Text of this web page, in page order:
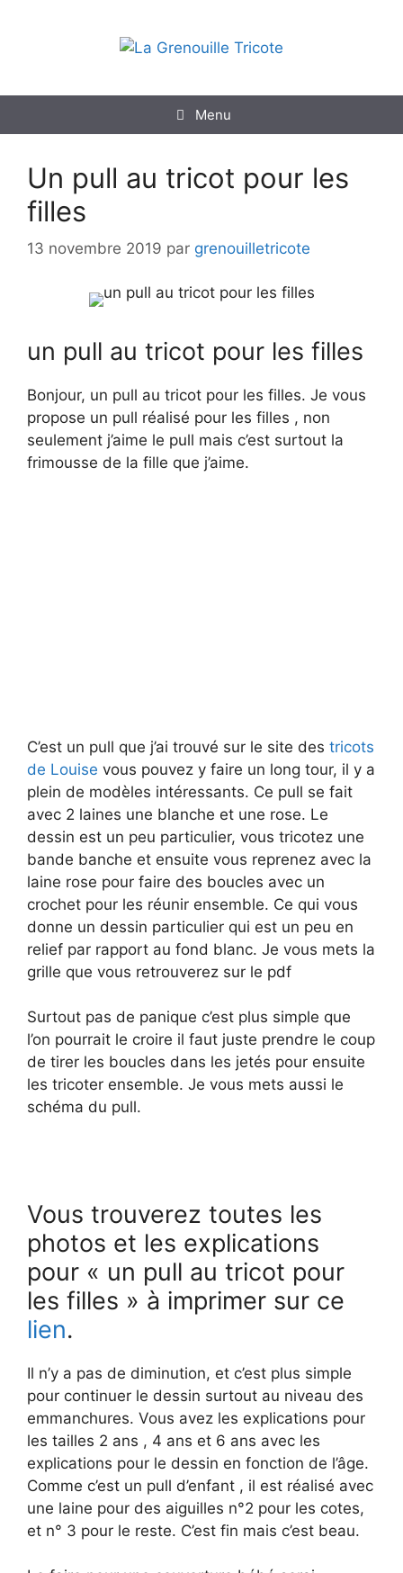
Menu
Un pull au tricot pour les
filles
13 novembre 2019 par grenouilletricote
un pull au tricot pour les filles
Bonjour, un pull au tricot pour les filles. Je vous
propose un pull réalisé pour les filles , non
seulement j’aime le pull mais c’est surtout la
frimousse de la fille que j’aime.
C’est un pull que j’ai trouvé sur le site des tricots
de Louise vous pouvez y faire un long tour, il y a
plein de modèles intéressants. Ce pull se fait
avec 2 laines une blanche et une rose. Le
dessin est un peu particulier, vous tricotez une
bande banche et ensuite vous reprenez avec la
laine rose pour faire des boucles avec un
crochet pour les réunir ensemble. Ce qui vous
donne un dessin particulier qui est un peu en
relief par rapport au fond blanc. Je vous mets la
grille que vous retrouverez sur le pdf
Surtout pas de panique c’est plus simple que
l’on pourrait le croire il faut juste prendre le coup
de tirer les boucles dans les jetés pour ensuite
les tricoter ensemble. Je vous mets aussi le
schéma du pull.
Vous trouverez toutes les
photos et les explications
pour « un pull au tricot pour
les filles » à imprimer sur ce
lien.
Il n’y a pas de diminution, et c’est plus simple
pour continuer le dessin surtout au niveau des
emmanchures. Vous avez les explications pour
les tailles 2 ans , 4 ans et 6 ans avec les
explications pour le dessin en fonction de l’âge.
Comme c’est un pull d’enfant , il est réalisé avec
une laine pour des aiguilles n°2 pour les cotes,
et n° 3 pour le reste. C’est fin mais c’est beau.